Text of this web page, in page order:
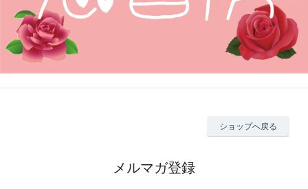
ショップへ戻る
メルマガ登録